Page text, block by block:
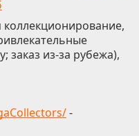
заказ из-за рубежа),
-